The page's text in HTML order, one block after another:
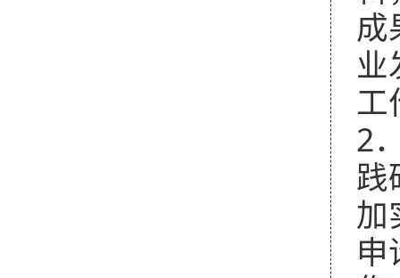
成
业
工
2
践
加